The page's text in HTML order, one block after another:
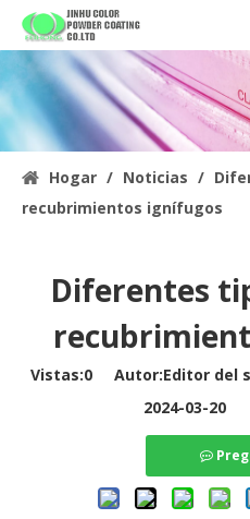
Hogar / Noticias /
recubrimientos ignífugos
Diferentes
Vistas:0Autor:Editor del
2024-03-20